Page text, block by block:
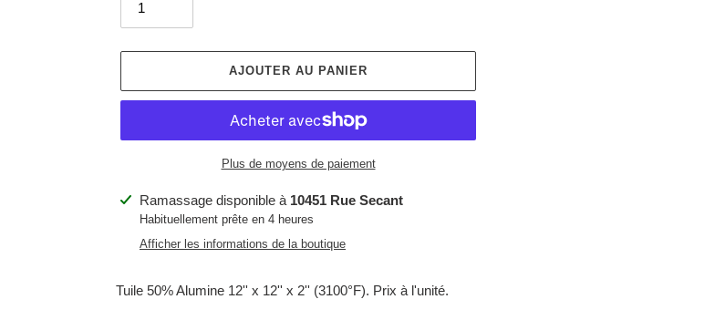
AJOUTER AU PANIER
Plus de moyens de paiement
Ajout
produit
panier
Ramassage disponible à 10451 Rue Secant
Habituellement prête en 4 heures
Afficher les informations de la boutique
Tuile 50% Alumine 12'' x 12'' x 2'' (3100°F). Prix à l'unité.